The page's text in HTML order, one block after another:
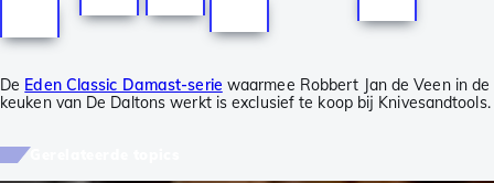
De Eden Classic Damast-serie waarmee Robbert Jan de Veen in de
keuken van De Daltons werkt is exclusief te koop bij Knivesandtools.